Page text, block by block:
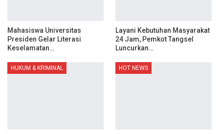
Mahasiswa Universitas
Presiden Gelar Literasi
Keselamatan…
Layani Kebutuhan Masyarakat
24 Jam, Pemkot Tangsel
Luncurkan…
HUKUM & KRIMINAL HOT NEWS